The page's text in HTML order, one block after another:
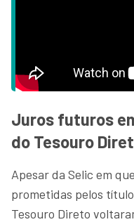
Juros futuros
do Tesouro
Apesar da Selic em
prometidas pelos
Tesouro Direto